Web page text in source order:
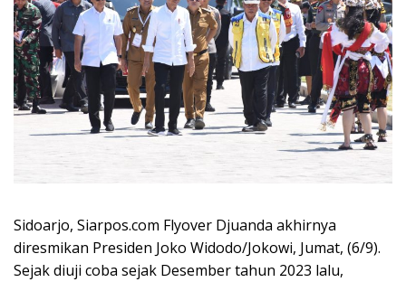
Sidoarjo, Siarpos.com Flyover Djuanda akhirnya
diresmikan Presiden Joko Widodo/Jokowi, Jumat, (6/9).
Sejak diuji coba sejak Desember tahun 2023 lalu,